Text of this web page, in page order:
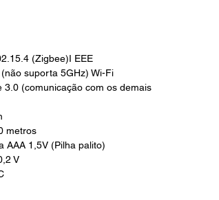
(Zigbee)I EEE
suporta 5GHz) Wi-Fi
3.0 (comunicação com os demais
metros
AAA 1,5V (Pilha palito)
V